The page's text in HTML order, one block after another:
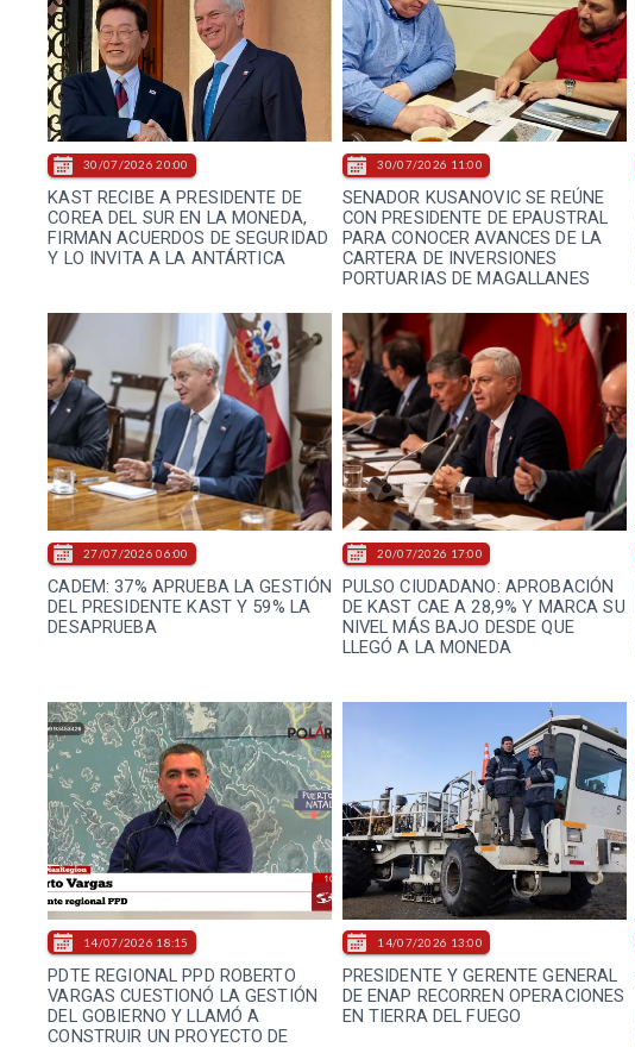
KAST RECIBE A PRESIDENTE DE
COREA DEL SUR EN LA MONEDA,
FIRMAN ACUERDOS DE SEGURIDAD
Y LO INVITA A LA ANTÁRTICA
30/07/2026 20:00
SENADOR KUSANOVIC SE REÚNE
CON PRESIDENTE DE EPAUSTRAL
PARA CONOCER AVANCES DE LA
CARTERA DE INVERSIONES
PORTUARIAS DE MAGALLANES
30/07/2026 11:00
CADEM: 37% APRUEBA LA GESTIÓN
DEL PRESIDENTE KAST Y 59% LA
DESAPRUEBA
27/07/2026 06:00
PULSO CIUDADANO: APROBACIÓN
DE KAST CAE A 28,9% Y MARCA SU
NIVEL MÁS BAJO DESDE QUE
LLEGÓ A LA MONEDA
20/07/2026 17:00
PDTE REGIONAL PPD ROBERTO
VARGAS CUESTIONÓ LA GESTIÓN
DEL GOBIERNO Y LLAMÓ A
CONSTRUIR UN PROYECTO DE
14/07/2026 18:15
PRESIDENTE Y GERENTE GENERAL
DE ENAP RECORREN OPERACIONES
EN TIERRA DEL FUEGO
14/07/2026 13:00